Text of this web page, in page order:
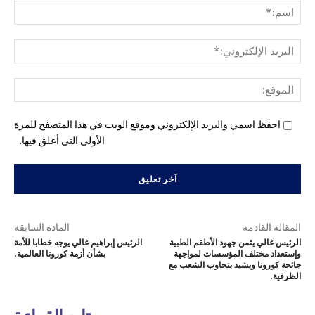
احفظ اسمي والبريد الإلكتروني وموقع الويب في هذا المتصفح للمرة
الأولى التي أعلق فيها.
المادة السابقة
الرئيس إبراهيم غالي يوجه خطابا للأمة
بشأن أزمة كورونا العالمية.
المقالة القادمة
الرئيس غالي يثمن جهود الأطقم الطبية
وإستعداد مختلف المؤسسات لمواجهة
جائحة كورونا ويشيد بتجاوب الشعب مع
الظرفية.